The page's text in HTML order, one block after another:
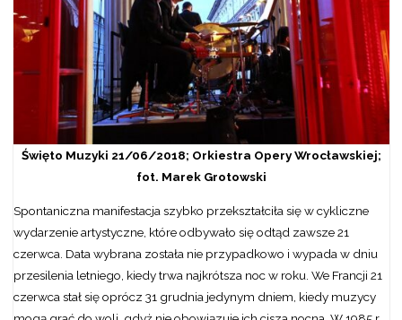
Święto Muzyki 21/06/2018; Orkiestra Opery Wrocławskiej;
fot. Marek Grotowski
Spontaniczna manifestacja szybko przekształciła się w cykliczne
wydarzenie artystyczne, które odbywało się odtąd zawsze 21
czerwca. Data wybrana została nie przypadkowo i wypada w dniu
przesilenia letniego, kiedy trwa najkrótsza noc w roku. We Francji 21
czerwca stał się oprócz 31 grudnia jedynym dniem, kiedy muzycy